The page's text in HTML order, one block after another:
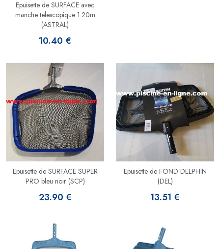
Epuisette de SURFACE avec
manche telescopique 1.20m
(ASTRAL)
10.40 €
Epuisette de SURFACE SUPER
PRO bleu noir (SCP)
23.90 €
Epuisette de FOND DELPHIN
(DEL)
13.51 €